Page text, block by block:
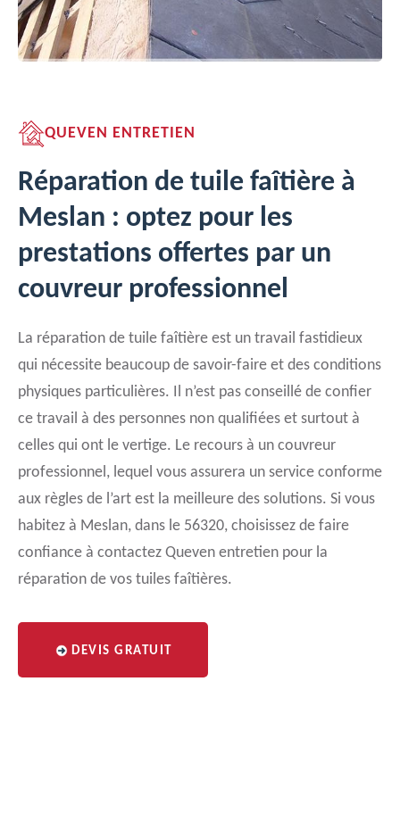
QUEVEN ENTRETIEN
Réparation de tuile faîtière à
Meslan : optez pour les
prestations offertes par un
couvreur professionnel
La réparation de tuile faîtière est un travail fastidieux
qui nécessite beaucoup de savoir-faire et des conditions
physiques particulières. Il n’est pas conseillé de confier
ce travail à des personnes non qualifiées et surtout à
celles qui ont le vertige. Le recours à un couvreur
professionnel, lequel vous assurera un service conforme
aux règles de l’art est la meilleure des solutions. Si vous
habitez à Meslan, dans le 56320, choisissez de faire
confiance à contactez Queven entretien pour la
réparation de vos tuiles faîtières.
DEVIS GRATUIT